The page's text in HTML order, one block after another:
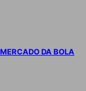
MERCADO DA BOLA